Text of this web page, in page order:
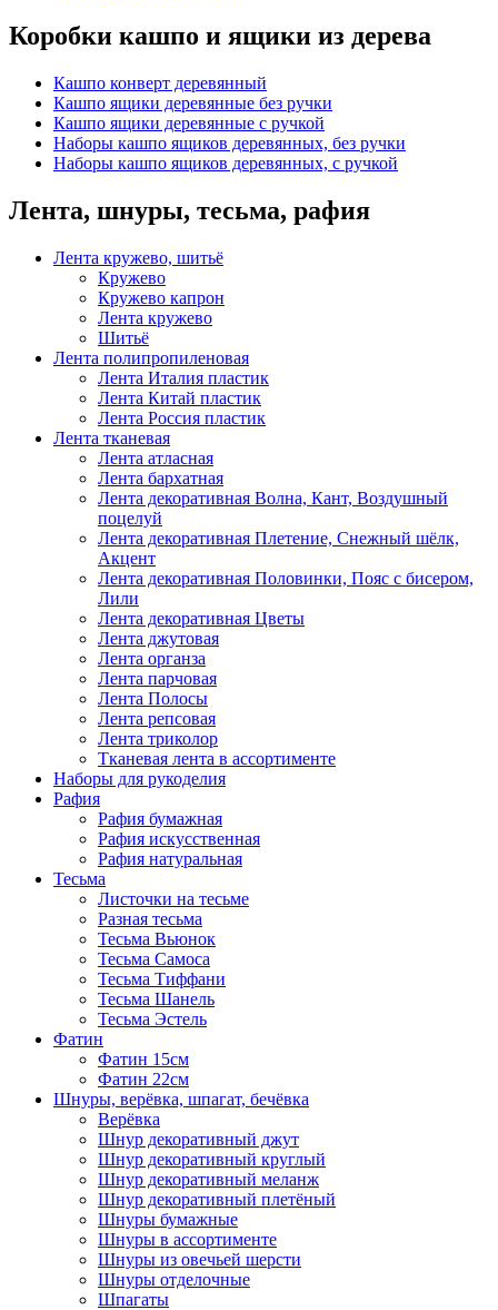
Коробки кашпо и ящики из дерева
Кашпо конверт деревянный
Кашпо ящики деревянные без ручки
Кашпо ящики деревянные с ручкой
Наборы кашпо ящиков деревянных, без ручки
Наборы кашпо ящиков деревянных, с ручкой
Лента, шнуры, тесьма, рафия
Лента кружево, шитьё
Кружево
Кружево капрон
Лента кружево
Шитьё
Лента полипропиленовая
Лента Италия пластик
Лента Китай пластик
Лента Россия пластик
Лента тканевая
Лента атласная
Лента бархатная
Лента декоративная Волна, Кант, Воздушный
поцелуй
Лента декоративная Плетение, Снежный шёлк,
Акцент
Лента декоративная Половинки, Пояс с бисером,
Лили
Лента декоративная Цветы
Лента джутовая
Лента органза
Лента парчовая
Лента Полосы
Лента репсовая
Лента триколор
Тканевая лента в ассортименте
Наборы для рукоделия
Рафия
Рафия бумажная
Рафия искусственная
Рафия натуральная
Тесьма
Листочки на тесьме
Разная тесьма
Тесьма Вьюнок
Тесьма Самоса
Тесьма Тиффани
Тесьма Шанель
Тесьма Эстель
Фатин
Фатин 15см
Фатин 22см
Шнуры, верёвка, шпагат, бечёвка
Верёвка
Шнур декоративный джут
Шнур декоративный круглый
Шнур декоративный меланж
Шнур декоративный плетёный
Шнуры бумажные
Шнуры в ассортименте
Шнуры из овечьей шерсти
Шнуры отделочные
Шпагаты